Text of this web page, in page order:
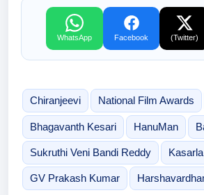
WhatsApp Facebook (Twitter)
Chiranjeevi National Film Awards
Bhagavanth Kesari HanuMan
Sukruthi Veni Bandi Reddy
GV Prakash Kumar